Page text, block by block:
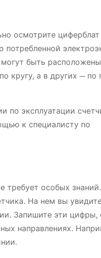
осмотрите циферблат
быть
кругу, а в других ─ по
по эксплуатации
к специалисту по
требует особых
На нем вы
Запишите эти
направлениях․